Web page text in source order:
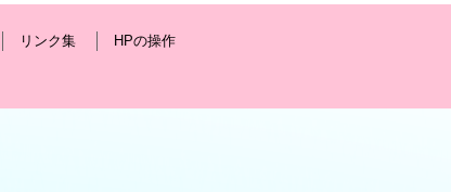
リンク集
HPの操作